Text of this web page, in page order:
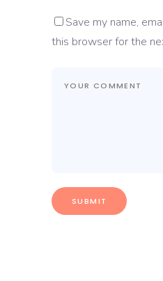
Save my name,
this browser for the